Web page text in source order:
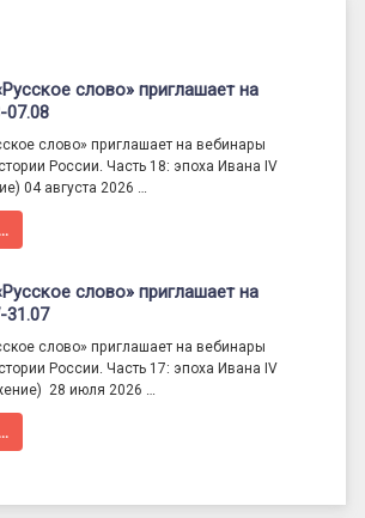
слово» приглашает на
07.08
слово» приглашает на вебинары
России. Часть 18: эпоха Ивана IV
04 августа 2026 …
слово» приглашает на
31.07
слово» приглашает на вебинары
России. Часть 17: эпоха Ивана IV
28 июля 2026 …